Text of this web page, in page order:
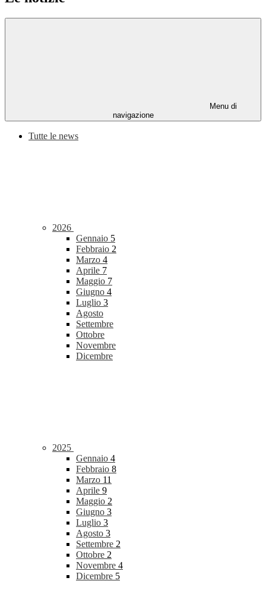
Menu di
navigazione
Tutte le news
2026
Gennaio 5
Febbraio 2
Marzo 4
Aprile 7
Maggio 7
Giugno 4
Luglio 3
Agosto
Settembre
Ottobre
Novembre
Dicembre
2025
Gennaio 4
Febbraio 8
Marzo 11
Aprile 9
Maggio 2
Giugno 3
Luglio 3
Agosto 3
Settembre 2
Ottobre 2
Novembre 4
Dicembre 5